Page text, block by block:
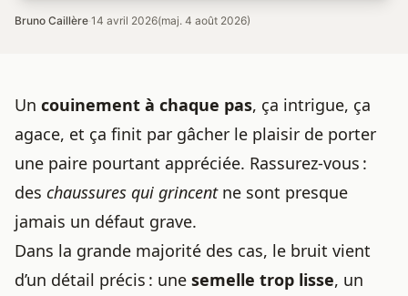
Bruno Caillère·14 avril 2026(maj. 4 août 2026)
Un couinement à chaque pas, ça intrigue, ça
agace, et ça finit par gâcher le plaisir de porter
une paire pourtant appréciée. Rassurez-vous :
des chaussures qui grincentne sont presque
jamais un défaut grave.
Dans la grande majorité des cas, le bruit vient
d’un détail précis : une semelle trop lisse, un